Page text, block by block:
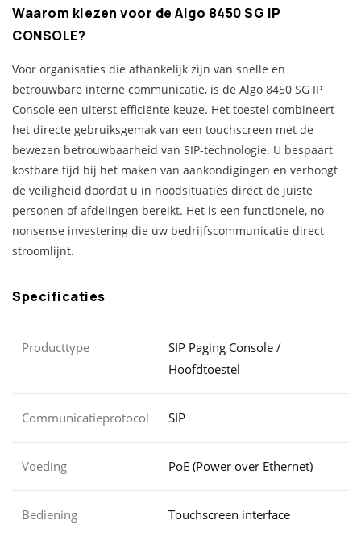
Waarom kiezen voor de Algo 8450 SG IP
CONSOLE?
Voor organisaties die afhankelijk zijn van snelle en
betrouwbare interne communicatie, is de Algo 8450 SG IP
Console een uiterst efficiënte keuze. Het toestel combineert
het directe gebruiksgemak van een touchscreen met de
bewezen betrouwbaarheid van SIP-technologie. U bespaart
kostbare tijd bij het maken van aankondigingen en verhoogt
de veiligheid doordat u in noodsituaties direct de juiste
personen of afdelingen bereikt. Het is een functionele, no-
nonsense investering die uw bedrijfscommunicatie direct
stroomlijnt.
Specificaties
Producttype
SIP Paging Console /
Hoofdtoestel
Communicatieprotocol SIP
Voeding PoE (Power over Ethernet)
Bediening Touchscreen interface